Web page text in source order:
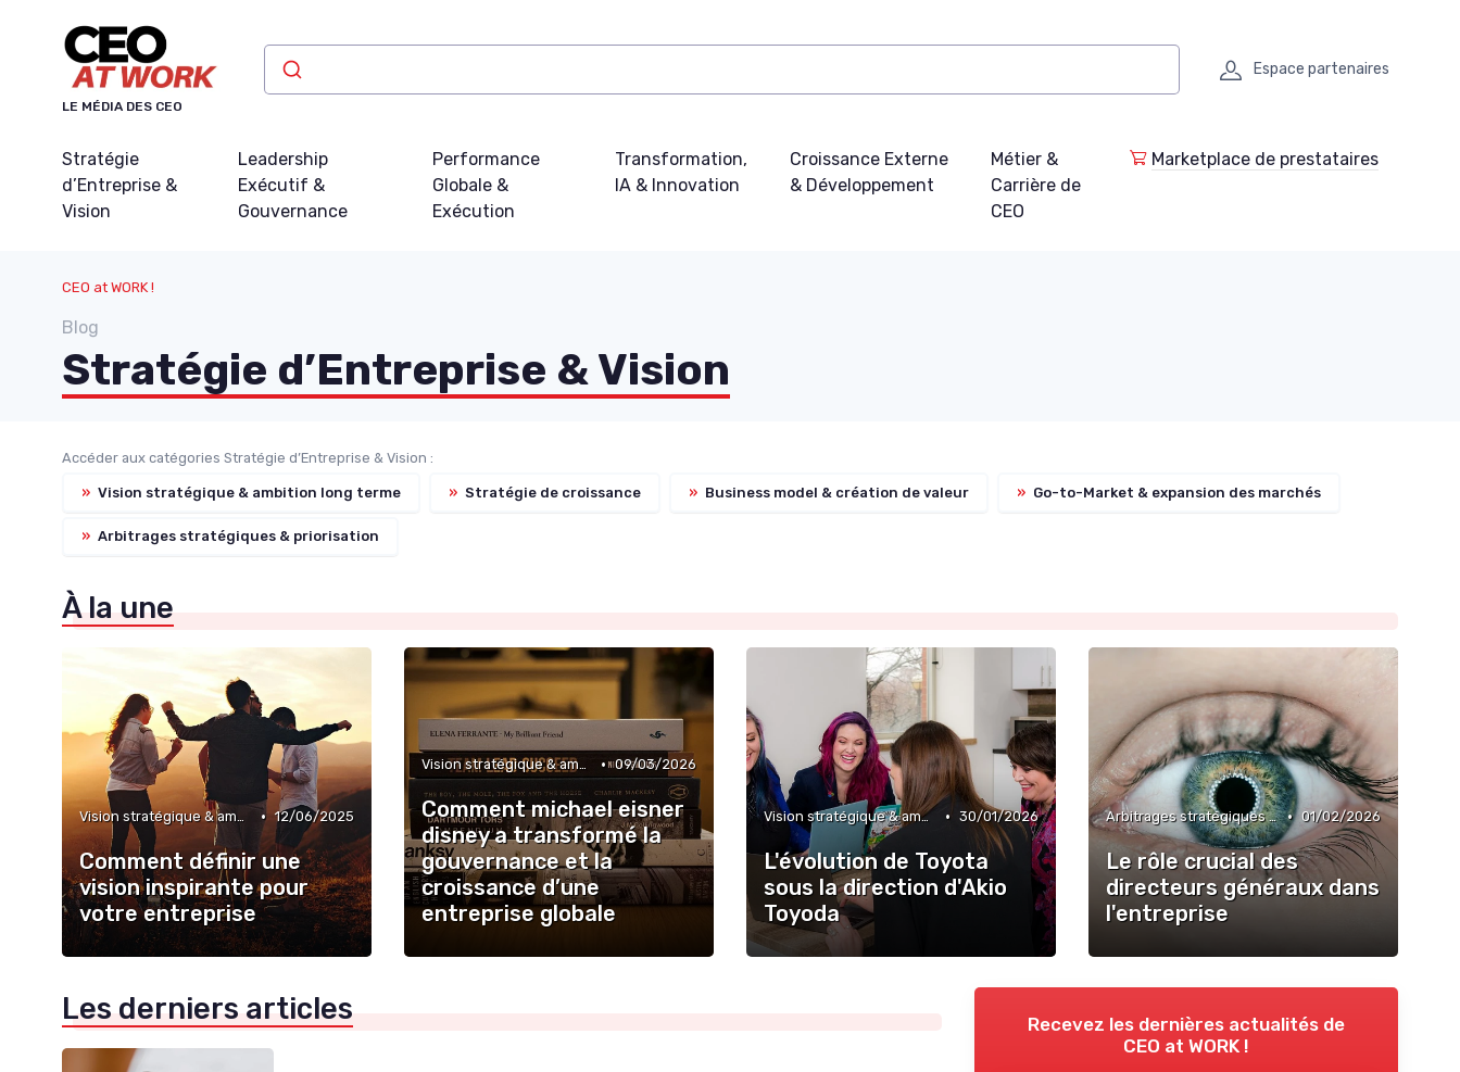
LE MÉDIA DES CEO
Espace partenaires
Stratégie
d’Entreprise &
Vision
Leadership
Exécutif &
Gouvernance
Performance
Globale &
Exécution
Transformation,
IA & Innovation
Croissance Externe
& Développement
Métier &
Carrière de
CEO
Marketplace de prestataires
CEO at WORK !
Blog
Stratégie d’Entreprise & Vision
Accéder aux catégories Stratégie d’Entreprise & Vision :
» Vision stratégique & ambition long terme » Stratégie de croissance » Business model & création de valeur » Go-to-Market & expansion des marchés
» Arbitrages stratégiques & priorisation
À la une
Vision stratégique & ambition long terme • 12/06/2025
Comment définir une
vision inspirante pour
votre entreprise
Vision stratégique & ambition long terme • 09/03/2026
Comment michael eisner
disney a transformé la
gouvernance et la
croissance d’une
entreprise globale
Vision stratégique & ambition long terme • 30/01/2026
L'évolution de Toyota
sous la direction d'Akio
Toyoda
Arbitrages stratégiques & priorisation • 01/02/2026
Le rôle crucial des
directeurs généraux dans
l'entreprise
Les derniers articles
Recevez les dernières actualités de
CEO at WORK !